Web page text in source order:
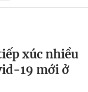
xúc nhiều
19 mới ở